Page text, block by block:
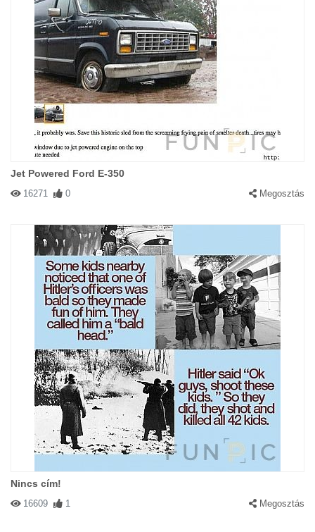
Jet Powered Ford E-350
16271 0 Megosztás
Nincs cím!
16609 1 Megosztás